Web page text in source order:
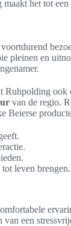
het tot
pleinen en
ook
van de regio.
Beierse
tot leven brengen.
een